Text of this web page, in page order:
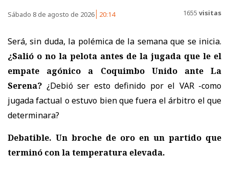
Sábado 8 de agosto de 2026 20:14 1655 visitas
Será, sin duda, la polémica de la semana que se inicia.
¿Salió o no la pelota antes de la jugada que le el
empate agónico a Coquimbo Unido ante La
Serena? ¿Debió ser esto definido por el VAR -como
jugada factual o estuvo bien que fuera el árbitro el que
determinara?
Debatible. Un broche de oro en un partido que
terminó con la temperatura elevada.